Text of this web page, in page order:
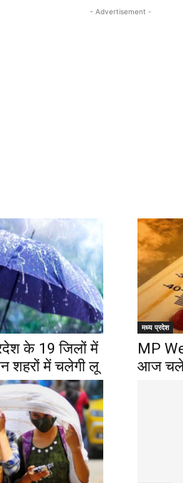
- Advertisement -
के 19 जिलों में
शहरों में चलेगी लू
मध्य प्रदेश
MP
आज